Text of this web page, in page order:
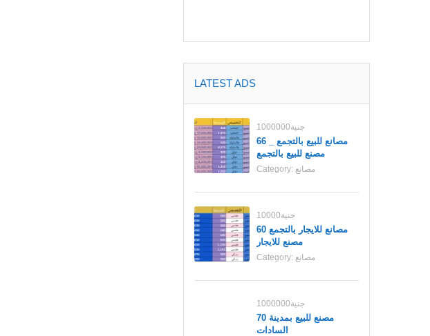
LATEST ADS
1000000جنية
مصانع للبيع بالتجمع _ 66
مصنع للبيع بالتجمع
Category: مصانع
10000جنية
مصانع للايجار بالتجمع 60
مصنع للايجار
Category: مصانع
1000000جنية
70 مصنع للبيع بمدينة
السادات